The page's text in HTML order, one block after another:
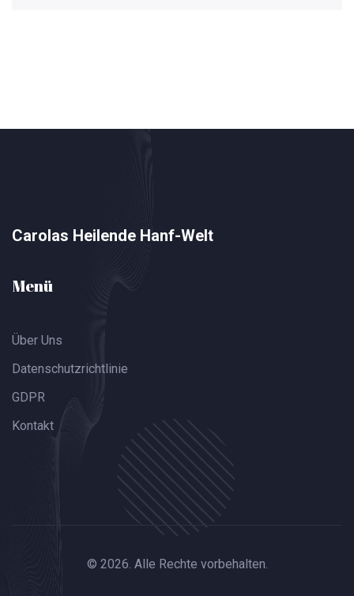
Carolas Heilende Hanf-Welt
Menü
Über Uns
Datenschutzrichtlinie
GDPR
Kontakt
© 2026. Alle Rechte vorbehalten.